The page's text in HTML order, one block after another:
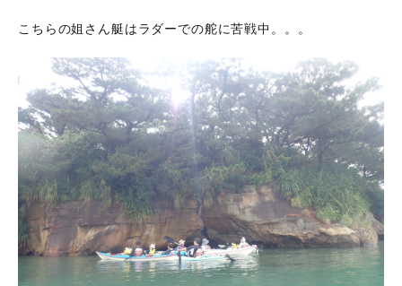
こちらの姐さん艇はラダーでの舵に苦戦中。。。